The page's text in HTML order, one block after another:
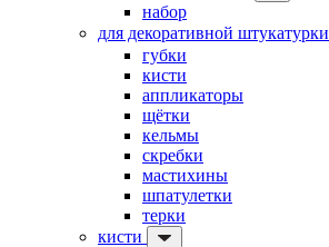
набор
для декоративной штукатурки
губки
кисти
аппликаторы
щётки
кельмы
скребки
мастихины
шпатулетки
терки
кисти